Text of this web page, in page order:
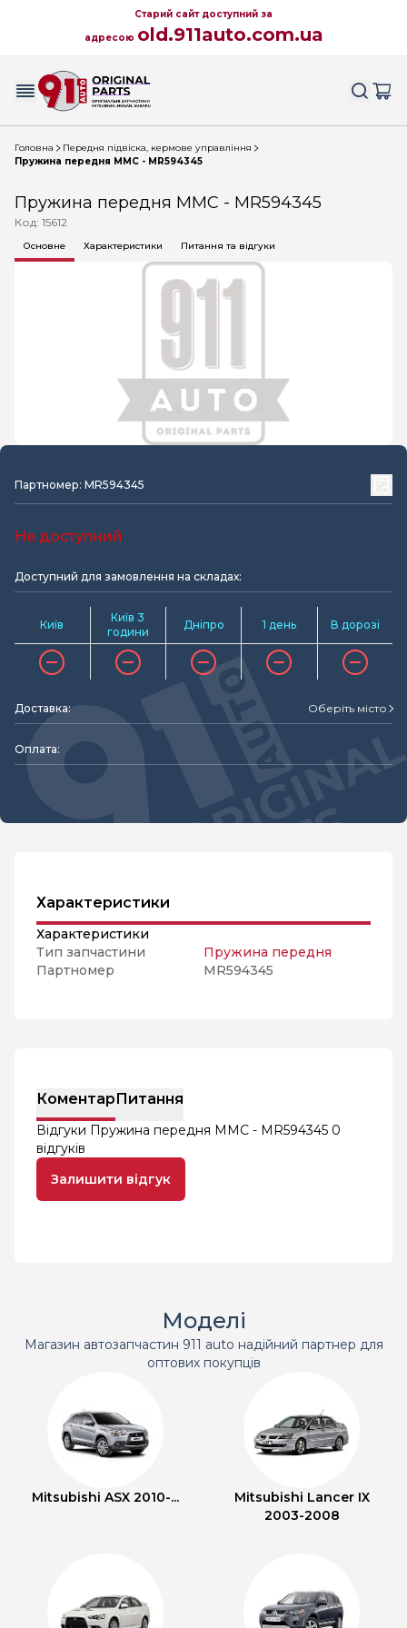
Старий сайт доступний за
адресою old.911auto.com.ua
Головна
Передня підвіска, кермове управління
Пружина передня MMC - MR594345
Пружина передня MMC - MR594345
Код: 15612
Основне Характеристики Питання та відгуки
Партномер: MR594345
Не доступний
Доступний для замовлення на складах:
Київ
Київ 3
години
Дніпро 1 день В дорозі
Доставка: Оберіть місто
Оплата:
Характеристики
Характеристики
Тип запчастини
Пружина передня
Партномер
MR594345
КоментарПитання
Відгуки Пружина передня MMC - MR594345 0
відгуків
Залишити відгук
Моделі
Магазин автозапчастин 911 auto надійний партнер для
оптових покупців
Mitsubishi ASX 2010-...
Mitsubishi Lancer IX
2003-2008